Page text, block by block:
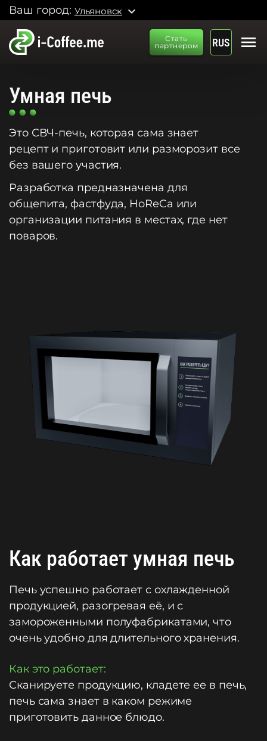
Ваш город: Ульяновск expand_more
Стать
партнером
RUS menu
Умная печь
Это СВЧ-печь, которая сама знает
рецепт и приготовит или разморозит все
без вашего участия.
Разработка предназначена для
общепита, фастфуда, HoReCa или
организации питания в местах, где нет
поваров.
Как работает умная печь
Печь успешно работает с охлажденной
продукцией, разогревая её, и с
замороженными полуфабрикатами, что
очень удобно для длительного хранения.
Как это работает:
Сканируете продукцию, кладете ее в печь,
печь сама знает в каком режиме
приготовить данное блюдо.